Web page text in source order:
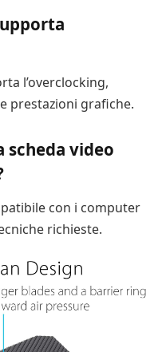
l’overclocking,
prestazioni grafiche.
scheda video
con i computer
richieste.